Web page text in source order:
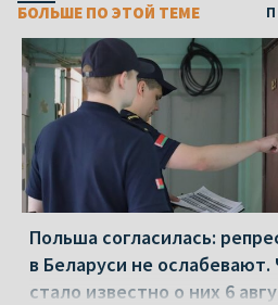
БОЛЬШЕ ПО ЭТОЙ ТЕМЕ
Польша согласилась:
в Беларуси не ослабевают.
стало известно о них 6